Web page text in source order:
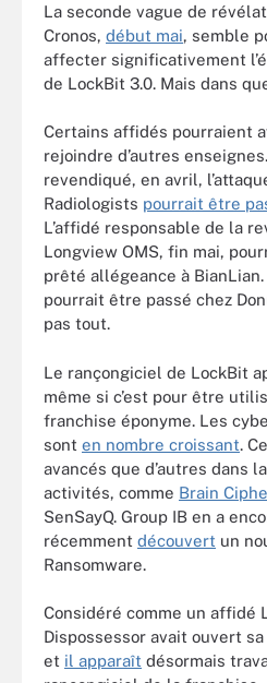
La seconde vague de
Cronos, début mai, semble
affecter significativement
de LockBit 3.0. Mais dans
Certains affidés pourraient
rejoindre d’autres
revendiqué, en avril,
Radiologists pourrait être
L’affidé responsable de la
Longview OMS, fin mai,
prêté allégeance à
pourrait être passé chez
pas tout.
Le rançongiciel de LockBit
même si c’est pour être
franchise éponyme. Les
sont en nombre croissant.
avancés que d’autres dans
activités, comme Brain
SenSayQ. Group IB en a
récemment découvert un
Ransomware.
Considéré comme un affidé
Dispossessor avait ouvert
et il apparaît désormais